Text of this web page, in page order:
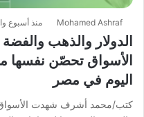
Mohamed Ashraf منذ أسبوع
الدولار والذهب
الأسواق تحصّن نفسها
اليوم في مصر
كتب/محمد أشرف شهدت الأسواق